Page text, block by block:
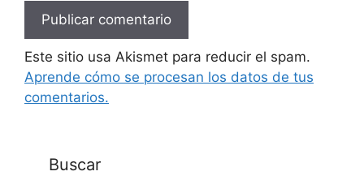
Este sitio usa Akismet para reducir el spam.
Aprende cómo se procesan los datos de tus
comentarios.
Buscar